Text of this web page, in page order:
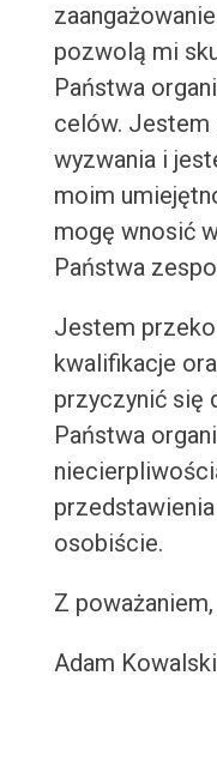
pozwolą mi
Państwa
celów. Jestem
wyzwania i
moim
mogę wnosić
Państwa
Jestem
kwalifikacje
przyczynić się
Państwa
osobiście.
Z poważaniem,
Adam Kowalski